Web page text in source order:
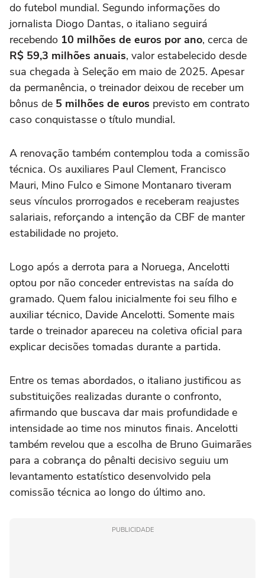
do futebol mundial. Segundo informações do
jornalista Diogo Dantas, o italiano seguirá
recebendo 10 milhões de euros por ano, cerca de
R$ 59,3 milhões anuais, valor estabelecido desde
sua chegada à Seleção em maio de 2025. Apesar
da permanência, o treinador deixou de receber um
bônus de 5 milhões de euros previsto em contrato
caso conquistasse o título mundial.
A renovação também contemplou toda a comissão
técnica. Os auxiliares Paul Clement, Francisco
Mauri, Mino Fulco e Simone Montanaro tiveram
seus vínculos prorrogados e receberam reajustes
salariais, reforçando a intenção da CBF de manter
estabilidade no projeto.
Logo após a derrota para a Noruega, Ancelotti
optou por não conceder entrevistas na saída do
gramado. Quem falou inicialmente foi seu filho e
auxiliar técnico, Davide Ancelotti. Somente mais
tarde o treinador apareceu na coletiva oficial para
explicar decisões tomadas durante a partida.
Entre os temas abordados, o italiano justificou as
substituições realizadas durante o confronto,
afirmando que buscava dar mais profundidade e
intensidade ao time nos minutos finais. Ancelotti
também revelou que a escolha de Bruno Guimarães
para a cobrança do pênalti decisivo seguiu um
levantamento estatístico desenvolvido pela
comissão técnica ao longo do último ano.
PUBLICIDADE